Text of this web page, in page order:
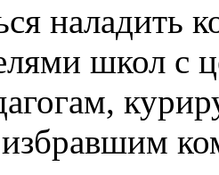
наладить
школ с